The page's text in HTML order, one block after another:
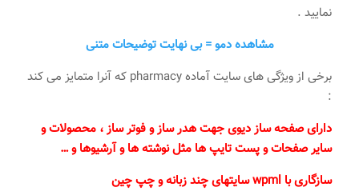
نمایید .
مشاهده دمو = بی نهایت توضیحات متنی
برخی از ویژگی های سایت آماده pharmacy که آنرا متمایز می کند
:
دارای صفحه ساز دیوی جهت هدر ساز و فوتر ساز ، محصولات و
سایر صفحات و پست تایپ ها مثل نوشته ها و آرشیوها و …
سازگاری با wpml سایتهای چند زبانه و چپ چین